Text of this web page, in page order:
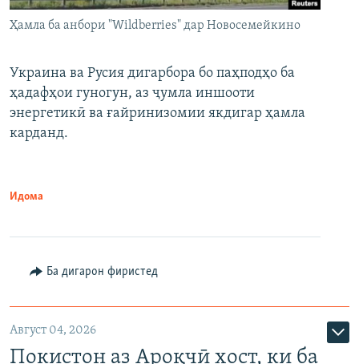
Ҳамла ба анбори "Wildberries" дар Новосемейкино
Украина ва Русия дигарбора бо паҳподҳо ба
ҳадафҳои гуногун, аз ҷумла иншооти
энергетикӣ ва ғайринизомии якдигар ҳамла
карданд.
Идома
Ба дигарон фиристед
Август 04, 2026
Покистон аз Ароқчӣ хост, ки ба